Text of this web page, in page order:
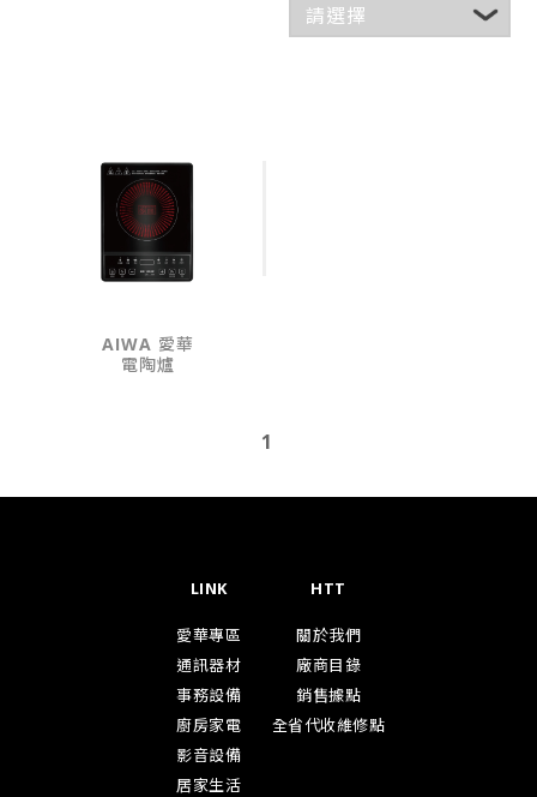
AIWA 愛華
電陶爐
1
LINK
愛華專區
通訊器材
事務設備
廚房家電
影音設備
居家生活
HTT
關於我們
廠商目錄
銷售據點
全省代收維修點